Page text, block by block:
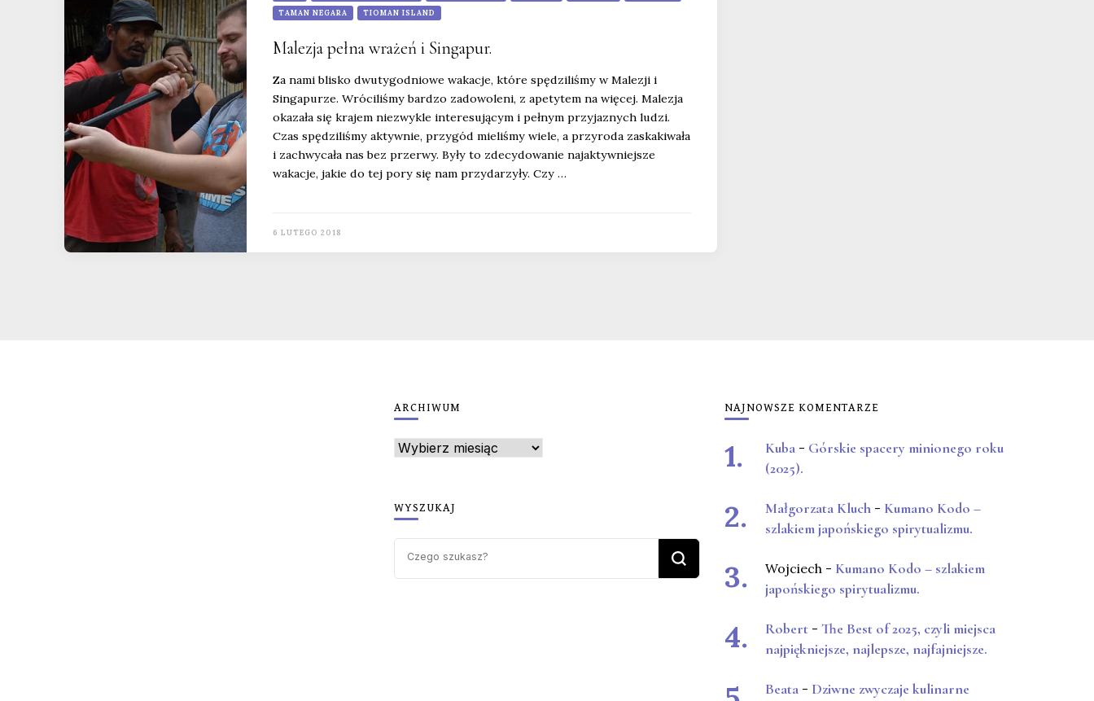
TAMAN NEGARA TIOMAN ISLAND
Malezja pełna wrażeń i Singapur.
Za nami blisko dwutygodniowe wakacje, które spędziliśmy w Malezji i
Singapurze. Wróciliśmy bardzo zadowoleni, z apetytem na więcej. Malezja
okazała się krajem niezwykle interesującym i pełnym przyjaznych ludzi.
Czas spędziliśmy aktywnie, przygód mieliśmy wiele, a przyroda zaskakiwała
i zachwycała nas bez przerwy. Były to zdecydowanie najaktywniejsze
wakacje, jakie do tej pory się nam przydarzyły. Czy …
6 LUTEGO 2018
ARCHIWUM
Archiwum
WYSZUKAJ
NAJNOWSZE KOMENTARZE
Kuba- Górskie spacery minionego roku
(2025).
Małgorzata Kluch- Kumano Kodo –
szlakiem japońskiego spirytualizmu.
Wojciech- Kumano Kodo – szlakiem
japońskiego spirytualizmu.
Robert- The Best of 2025, czyli miejsca
najpiękniejsze, najlepsze, najfajniejsze.
Beata- Dziwne zwyczaje kulinarne